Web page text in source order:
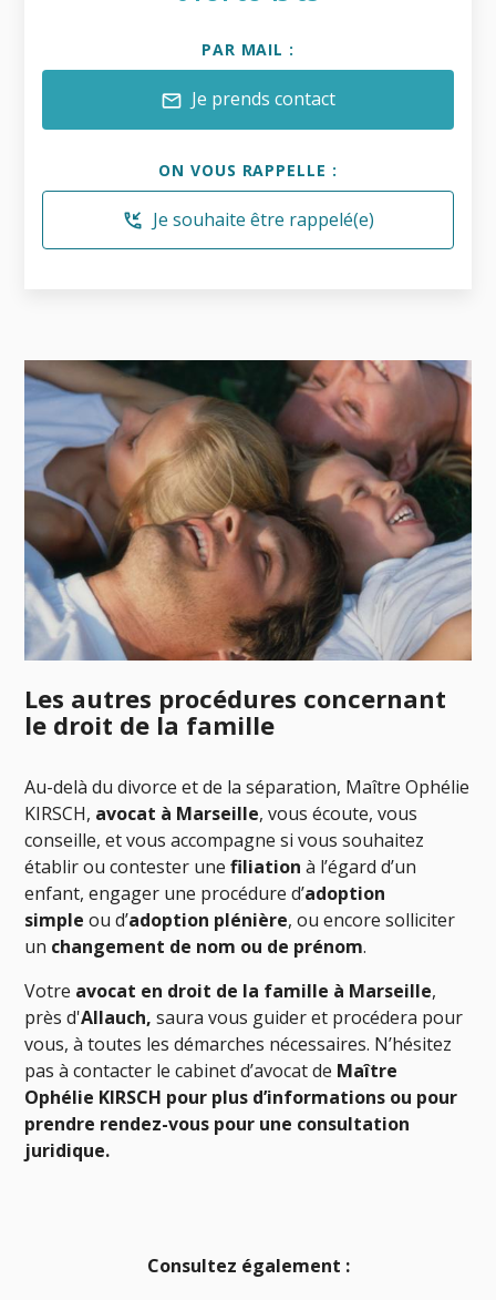
PAR MAIL :
mail Je prends contact
ON VOUS RAPPELLE :
phone_callback Je souhaite être rappelé(e)
Les autres procédures concernant
le droit de la famille
Au-delà du divorce et de la séparation, Maître Ophélie
KIRSCH, avocat à Marseille, vous écoute, vous
conseille, et vous accompagne si vous souhaitez
établir ou contester unefiliation à l’égard d’un
enfant, engager une procédure d’adoption
simple ou d’adoption plénière, ou encore solliciter
un changement de nom ou de prénom.
Votre avocat en droit de la famille à Marseille,
près d'Allauch, saura vous guider et procédera pour
vous, à toutes les démarches nécessaires. N’hésitez
pas à contacter le cabinet d’avocat de Maître
Ophélie KIRSCH pour plus d’informations ou pour
prendre rendez-vous pour une consultation
juridique.
Consultez également :